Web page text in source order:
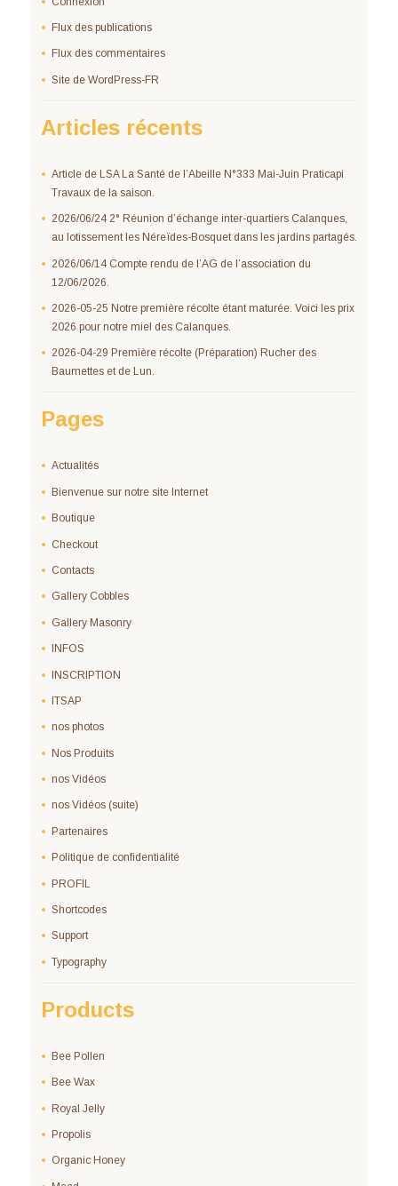
Flux des publications
Flux des commentaires
Site de WordPress-FR
Articles récents
Article de LSA La Santé de l’Abeille N°333 Mai-Juin Praticapi
Travaux de la saison.
2026/06/24 2° Réunion d’échange inter-quartiers Calanques,
au lotissement les Néreïdes-Bosquet dans les jardins partagés.
2026/06/14 Compte rendu de l’AG de l’association du
12/06/2026.
2026-05-25 Notre première récolte étant maturée. Voici les prix
2026 pour notre miel des Calanques.
2026-04-29 Première récolte (Préparation) Rucher des
Baumettes et de Lun.
Pages
Actualités
Bienvenue sur notre site Internet
Boutique
Checkout
Contacts
Gallery Cobbles
Gallery Masonry
INFOS
INSCRIPTION
ITSAP
nos photos
Nos Produits
nos Vidéos
nos Vidéos (suite)
Partenaires
Politique de confidentialité
PROFIL
Shortcodes
Support
Typography
Products
Bee Pollen
Bee Wax
Royal Jelly
Propolis
Organic Honey